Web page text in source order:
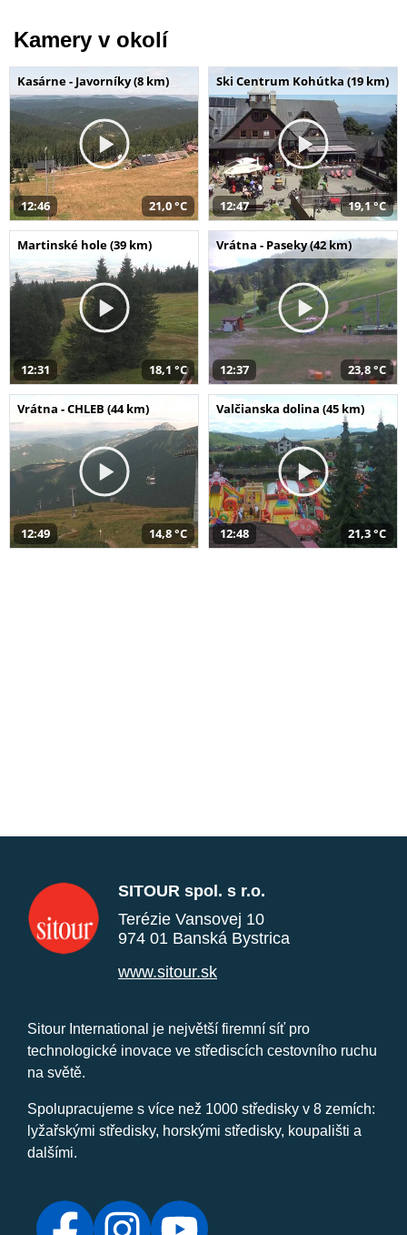
Kamery v okolí
Kasárne - Javorníky (8 km)
12:46 21,0 °C
Ski Centrum Kohútka (19 km)
12:47 19,1 °C
Martinské hole (39 km)
12:31 18,1 °C
Vrátna - Paseky (42 km)
12:37 23,8 °C
Vrátna - CHLEB (44 km)
12:49 14,8 °C
Valčianska dolina (45 km)
12:48 21,3 °C
SITOUR spol. s r.o.
Terézie Vansovej 10
974 01 Banská Bystrica
www.sitour.sk
Sitour International je největší firemní síť pro
technologické inovace ve střediscích cestovního ruchu
na světě.
Spolupracujeme s více než 1000 středisky v 8 zemích:
lyžařskými středisky, horskými středisky, koupališti a
dalšími.